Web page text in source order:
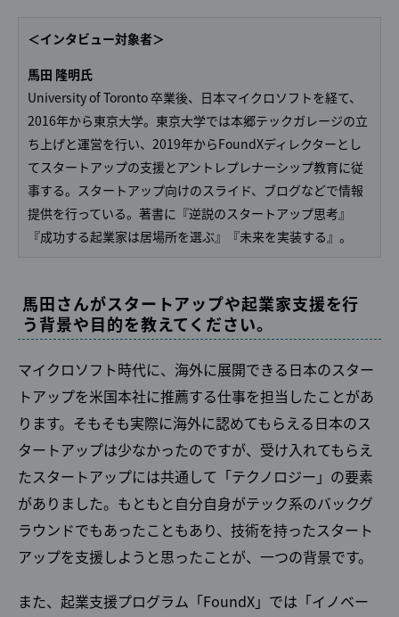
＜インタビュー対象者＞
馬田 隆明氏
University of Toronto 卒業後、日本マイクロソフトを経て、
2016年から東京大学。東京大学では本郷テックガレージの立
ち上げと運営を行い、2019年からFoundXディレクターとし
てスタートアップの支援とアントレプレナーシップ教育に従
事する。スタートアップ向けのスライド、ブログなどで情報
提供を行っている。著書に『逆説のスタートアップ思考』
『成功する起業家は居場所を選ぶ』『未来を実装する』。
馬田さんがスタートアップや起業家支援を行
う背景や目的を教えてください。
マイクロソフト時代に、海外に展開できる日本のスター
トアップを米国本社に推薦する仕事を担当したことがあ
ります。そもそも実際に海外に認めてもらえる日本のス
タートアップは少なかったのですが、受け入れてもらえ
たスタートアップには共通して「テクノロジー」の要素
がありました。もともと自分自身がテック系のバックグ
ラウンドでもあったこともあり、技術を持ったスタート
アップを支援しようと思ったことが、一つの背景です。
また、起業支援プログラム「FoundX」では「イノベー